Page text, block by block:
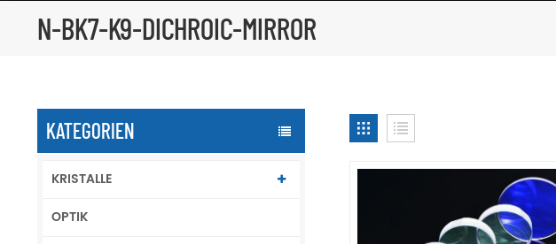
N-BK7-K9-DICHROIC-MIRROR
KATEGORIEN
KRISTALLE
OPTIK